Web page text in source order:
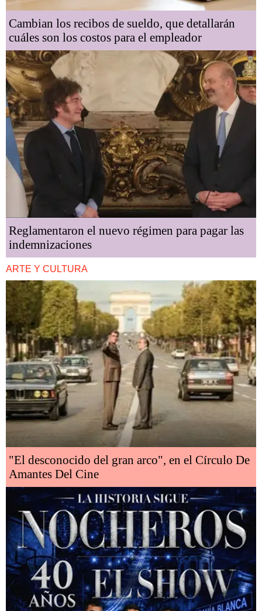
Cambian los recibos de sueldo, que detallarán
cuáles son los costos para el empleador
Reglamentaron el nuevo régimen para pagar las
indemnizaciones
ARTE Y CULTURA
"El desconocido del gran arco", en el Círculo De
Amantes Del Cine